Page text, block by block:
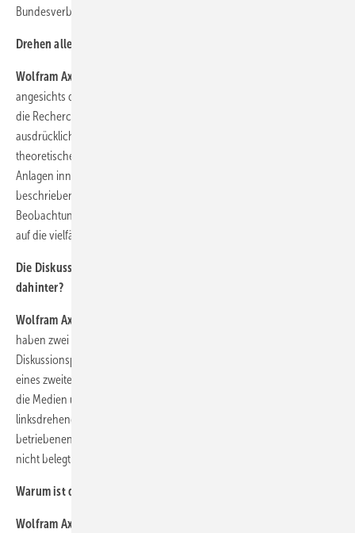
Bundesverbands Windenergie, Wolfram Axthelm.
Drehen alle Windkraftanlagen verkehrt herum? Laut DLR schon….
Wolfram Axthelm:
angesichts der in den Raum geworfenen These etwas ratlos. Schon
die Recherche der Quellen des Diskussionspapiers – denn es ist
ausdrücklich keine Studie – wirft eine Reihe von Fragen auf. Die rein
theoretischen Simulationen blenden aus, wie sich die Anordnung der
Anlagen innerhalb eines Parks auswirkt oder wie Turbulenzen die
beschriebenen Effekte verringern. Dann stützen sich die Autoren auf
Beobachtungen in großen, flachen Ebenen der USA. Diese lassen sich
auf die vielfältige Topgrafie in Europa nicht übertragen.
Die Diskussion besteht schon seit August 2019. Was steckt
dahinter?
Wolfram Axthelm:
haben zwei Wissenschaftler des DLR im August 2019 ein erstes
Diskussionspapier veröffentlicht und im Januar, mit Veröffentlichung
eines zweiten Papieres, zugespitzt. Diese Zuspitzung fand den Weg in
die Medien und schon stand im Raum, dass die Energieausbeute bei
linksdrehenden Rotoren deutlich größer ist als bei den derzeit
betriebenen rechtsdrehenden Rotoren. Dies ist wissenschaftlich
nicht belegt und technisch falsch.
Warum ist das Aufwerfen dieser Fragestellung nicht zielführend?
Wolfram Axthelm: